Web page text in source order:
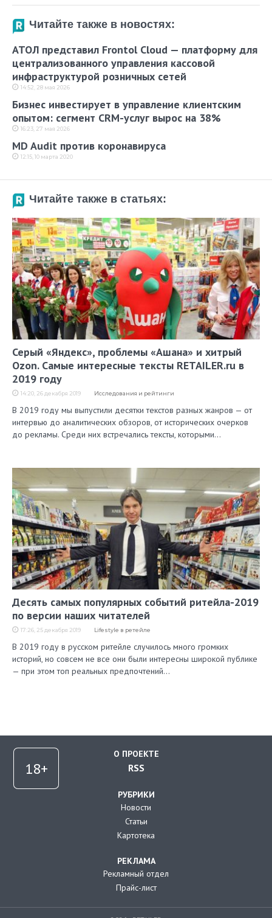
Читайте также в новостях:
АТОЛ представил Frontol Cloud — платформу для
централизованного управления кассовой
инфраструктурой розничных сетей
14:52, 28 мая 2026
Бизнес инвестирует в управление клиентским
опытом: сегмент CRM-услуг вырос на 38%
16:23, 27 мая 2026
MD Audit против коронавируса
12:15, 10 марта 2020
Читайте также в статьях:
Серый «Яндекс», проблемы «Ашана» и хитрый
Ozon. Самые интересные тексты RETAILER.ru в
2019 году
14:20, 26 декабря 2019 Исследования и рейтинги
В 2019 году мы выпустили десятки текстов разных жанров — от
интервью до аналитических обзоров, от исторических очерков
до рекламы. Среди них встречались тексты, которыми…
Десять самых популярных событий ритейла-2019
по версии наших читателей
17:26, 25 декабря 2019 Lifestyle в ретейле
В 2019 году в русском ритейле случилось много громких
историй, но совсем не все они были интересны широкой публике
— при этом топ реальных предпочтений…
О ПРОЕКТЕ
RSS
РУБРИКИ
Новости
Статьи
Картотека
РЕКЛАМА
Рекламный отдел
Прайс-лист